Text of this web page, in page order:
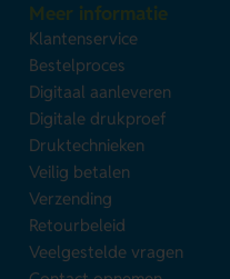
Meer informatie
Klantenservice
Bestelproces
Digitaal aanleveren
Digitale drukproef
Druktechnieken
Veilig betalen
Verzending
Retourbeleid
Veelgestelde vragen